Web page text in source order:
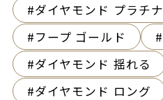
ダイヤモンド プラチナ
フープ ゴールド
ダイヤモンド 揺れる
ダイヤモンド ロング